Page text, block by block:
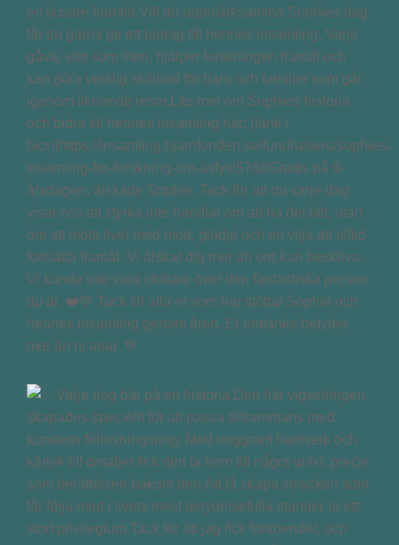
en ljusare framtid.Vill du uppmärksamma Sophies dag
får du gärna ge ett bidrag till hennes insamling. Varje
gåva, stor som liten, hjälper forskningen framåt och
kan göra verklig skillnad för barn och familjer som går
igenom liknande resor.Läs mer om Sophies historia
och bidra till hennes insamling här: (länk i
bion)https://insamling.hjarnfonden.se/fundraisers/sophies-
insamling-for-forskning-om-asfyxi5768Grattis på 9-
årsdagen, älskade Sophie. Tack för att du varje dag
visar oss att styrka inte handlar om att ha det lätt, utan
om att möta livet med mod, glädje och en vilja att alltid
fortsätta framåt. Vi älskar dig mer än ord kan beskriva.
Vi kunde inte vara stoltare över den fantastiska person
du är. ❤️💚 Tack till alla er som har stöttat Sophie och
hennes insamling genom åren. Er omtanke betyder
mer än ni anar. 💚